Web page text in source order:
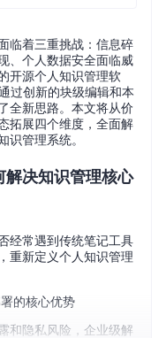
临着三重挑战：信息碎
、个人数据安全面临威
开源个人知识管理软
过创新的块级编辑和本
全新思路。本文将从价
拓展四个维度，全面解
识管理系统。
解决知识管理核心
经常遇到传统笔记工具
重新定义个人知识管理
的核心优势
和隐私风险，企业级解